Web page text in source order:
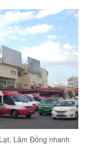
Lâm Đồng nhanh